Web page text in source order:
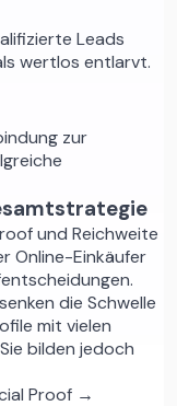
Leads
wertlos entlarvt.
zur
und Reichweite
Online-Einkäufer
die Schwelle
mit vielen
bilden jedoch
Proof →